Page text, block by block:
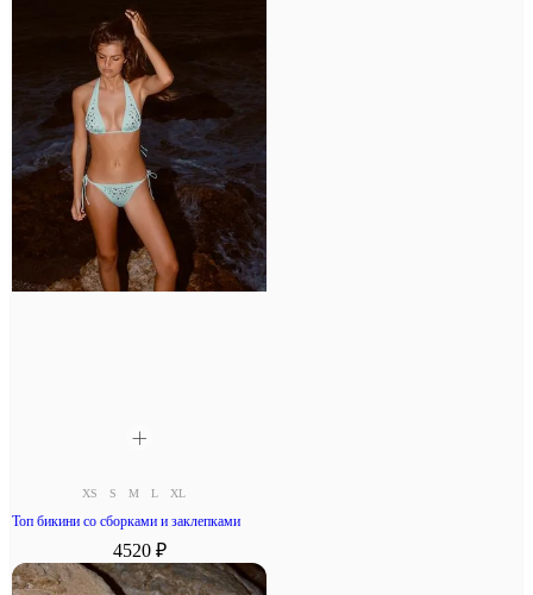
XS S M L XL
Топ бикини со сборками и заклепками
4520 ₽